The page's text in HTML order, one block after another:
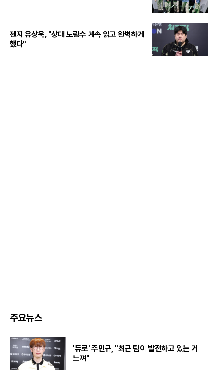
젠지 유상욱, "상대 노림수 계속 읽고 완벽하게
했다"
주요뉴스
'듀로' 주민규, "최근 팀이 발전하고 있는 거
느껴"